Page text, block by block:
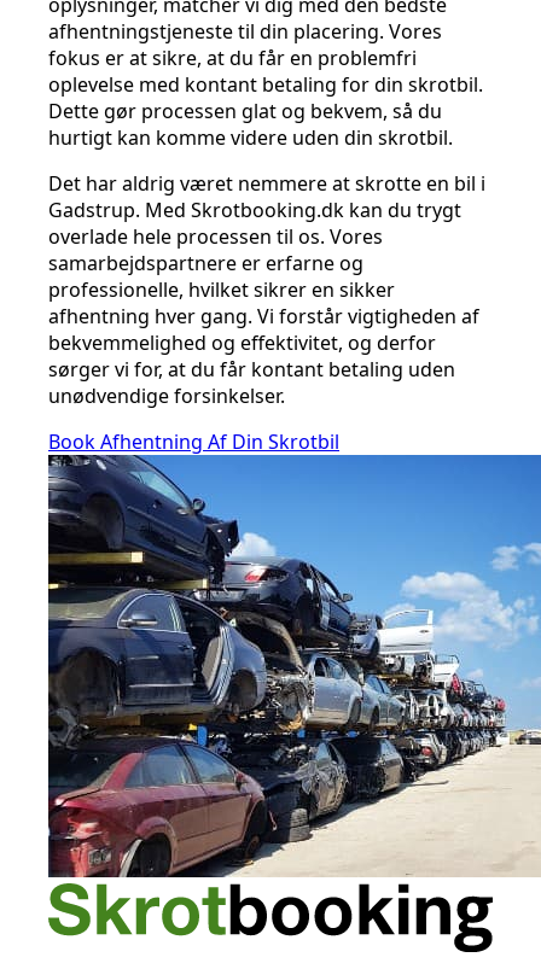
afhentningstjeneste til din placering. Vores
fokus er at sikre, at du får en problemfri
oplevelse med kontant betaling for din skrotbil.
Dette gør processen glat og bekvem, så du
hurtigt kan komme videre uden din skrotbil.
Det har aldrig været nemmere at skrotte en bil i
Gadstrup. Med Skrotbooking.dk kan du trygt
overlade hele processen til os. Vores
samarbejdspartnere er erfarne og
professionelle, hvilket sikrer en sikker
afhentning hver gang. Vi forstår vigtigheden af
bekvemmelighed og effektivitet, og derfor
sørger vi for, at du får kontant betaling uden
unødvendige forsinkelser.
Book Afhentning Af Din Skrotbil